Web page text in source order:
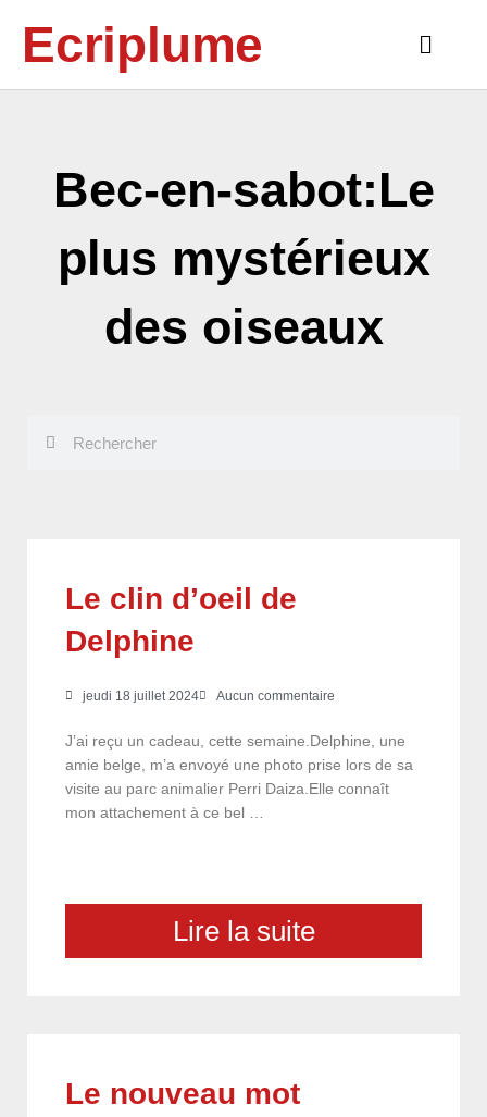
contenuEcriplume
Main
Bec-en-sabot:Le
plus mystérieux
des oiseaux
Le clin d’oeil de
Delphine
jeudi 18 juillet 2024 Aucun commentaire
J’ai reçu un cadeau, cette semaine.Delphine, une
amie belge, m’a envoyé une photo prise lors de sa
visite au parc animalier Perri Daiza.Elle connaît
mon attachement à ce bel …
Lire la suite
Le nouveau mot